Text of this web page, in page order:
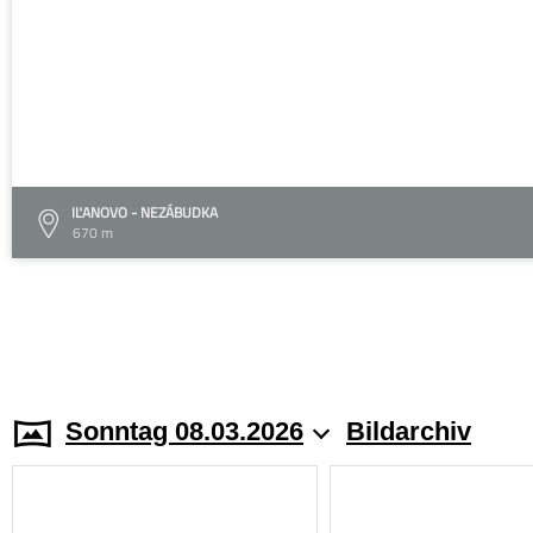
IĽANOVO - NEZÁBUDKA
670 m
Sonntag 08.03.2026 Bildarchiv